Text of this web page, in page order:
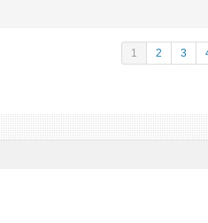
1 2 3